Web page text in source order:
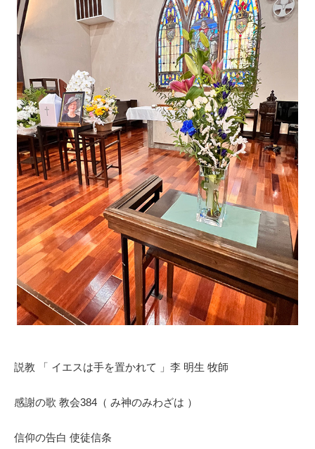
説教 「 イエスは手を置かれて 」李 明生 牧師
感謝の歌 教会384（ み神のみわざは ）
信仰の告白 使徒信条